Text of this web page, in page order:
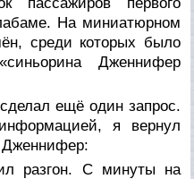
На миниатюрном
среди которых было
Дженнифер
ещё один запрос.
я вернул
Дженнифер:
разгон. С минуты на